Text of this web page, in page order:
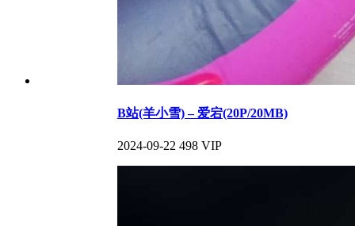
B站(羊小雪) – 爱宕(20P/20MB)
2024-09-22 498 VIP